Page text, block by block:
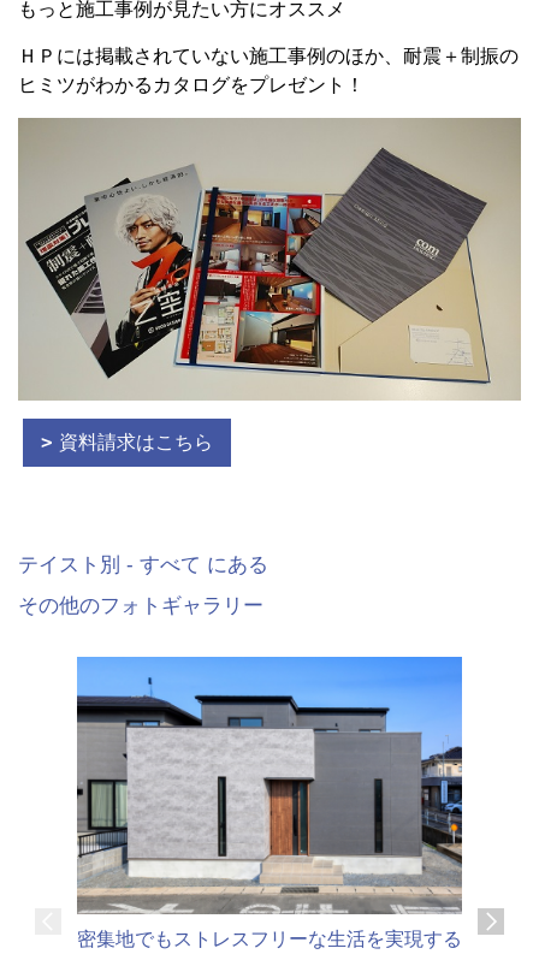
もっと施工事例が見たい方にオススメ
ＨＰには掲載されていない施工事例のほか、耐震＋制振の
ヒミツがわかるカタログをプレゼント！
資料請求はこちら
テイスト別 - すべて にある
その他のフォトギャラリー
密集地でもストレスフリーな生活を実現する
可変性